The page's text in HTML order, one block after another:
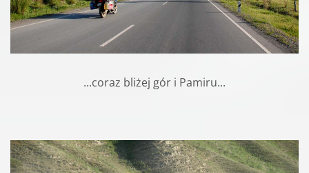
...coraz bliżej gór i Pamiru...